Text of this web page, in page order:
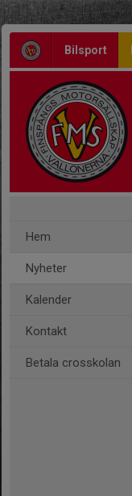
Bilsport
Hem
Nyheter
Kalender
Kontakt
Betala crosskolan